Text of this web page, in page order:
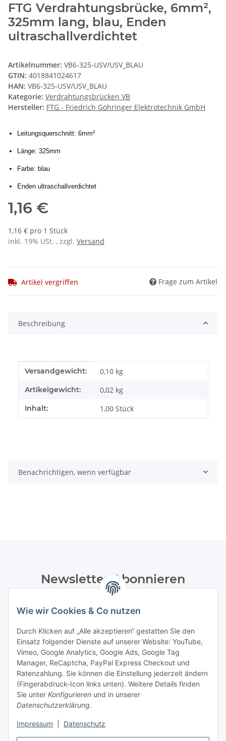
Wie wir Cookies & Co nutzen
Durch Klicken auf „Alle akzeptieren“ gestatten Sie den
Einsatz folgender Dienste auf unserer Website: YouTube,
Vimeo, Google Analytics, Google Ads, Google Tag
Manager, ReCaptcha, PayPal Express Checkout und
Ratenzahlung. Sie können die Einstellung jederzeit ändern
(Fingerabdruck-Icon links unten). Weitere Details finden
Sie unter Konfigurieren und in unserer
Datenschutzerklärung.
Impressum Datenschutz
FTG Verdrahtungsbrücke, 6mm²,
325mm lang, blau, Enden
ultraschallverdichtet
Artikelnummer: VB6-325-USV/USV_BLAU
GTIN: 4018841024617
HAN: VB6-325-USV/USV_BLAU
Kategorie: Verdrahtungsbrücken VB
Hersteller: FTG - Friedrich Göhringer Elektrotechnik GmbH
Leitungsquerschnitt: 6mm²
Länge: 325mm
Farbe: blau
Enden ultraschallverdichtet
1,16 €
1,16 € pro 1 Stück
inkl. 19% USt. , zzgl. Versand
Artikel vergriffen Frage zum Artikel
Beschreibung
Produkteigenschaft
Wert
Versandgewicht: 0,10 kg
Artikelgewicht: 0,02 kg
Inhalt: 1,00 Stück
Benachrichtigen, wenn verfügbar
Newsletter Abonnieren
Datenschutzerklärungregelmäßig und jederzeit widerruflich
Abonnieren
Informationen
Gesetzliche Informationen